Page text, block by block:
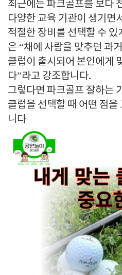
최근에는 파크골프를 보다
다양한 교육 기관이 생기면
적절한 장비를 선택할 수
은 “채에 사람을 맞추던 과
클럽이 출시되어 본인에게
다”라고 강조합니다.
그렇다면 파크골프 잘하는
클럽을 선택할 때 어떤 점
니다